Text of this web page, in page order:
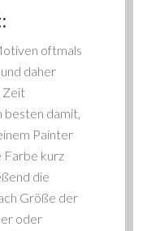
oftmals
daher
Zeit
besten damit,
Painter
Farbe kurz
die
Größe der
oder